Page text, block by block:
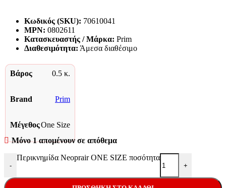
Κωδικός (SKU): 70610041
MPN: 0802611
Κατασκευαστής / Μάρκα: Prim
Διαθεσιμότητα: Άμεσα διαθέσιμο
Βάρος 0.5 κ.
Brand Prim
ΜέγεθοςOne Size
Μόνο 1 απομένουν σε απόθεμα
-
Περικνημίδα Neoprair ONE SIZE ποσότητα
+